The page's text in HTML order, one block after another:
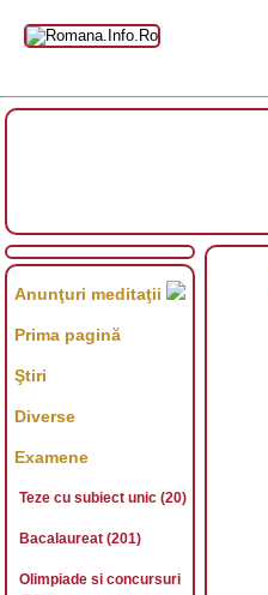
Anunţuri meditaţii
Prima pagină
Ştiri
Diverse
Examene
Teze cu subiect unic (20)
Bacalaureat (201)
Olimpiade si concursuri